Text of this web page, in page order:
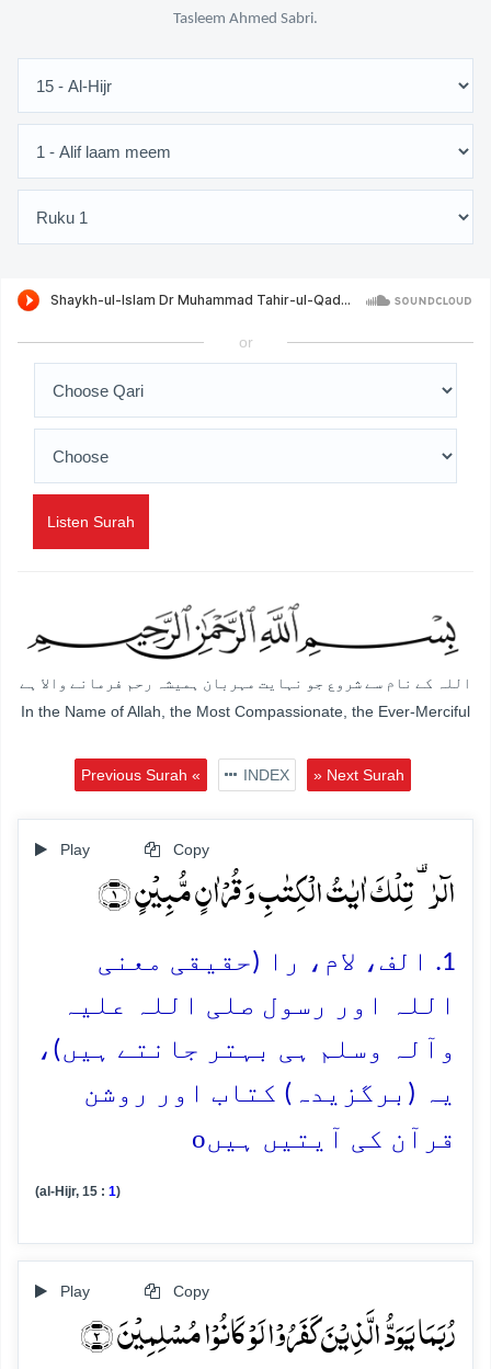
Tasleem Ahmed Sabri.
or
Listen Surah
اللہ کے نام سے شروع جو نہایت مہربان ہمیشہ رحم فرمانے والا ہے
In the Name of Allah, the Most Compassionate, the Ever-Merciful
Previous Surah « INDEX » Next Surah
Play Copy
الٓرٰ ۟ تِلۡکَ اٰیٰتُ الۡکِتٰبِ وَ قُرۡاٰنٍ مُّبِیۡنٍ ﴿۱﴾
1. الف، لام، را (حقیقی معنی
اللہ اور رسول صلی اللہ علیہ
وآلہ وسلم ہی بہتر جانتے ہیں)،
یہ (برگزیدہ) کتاب اور روشن
قرآن کی آیتیں ہیںo
(al-Hijr, 15 : 1)
Play Copy
رُبَمَا یَوَدُّ الَّذِیۡنَ کَفَرُوۡا لَوۡ کَانُوۡا مُسۡلِمِیۡنَ ﴿۲﴾